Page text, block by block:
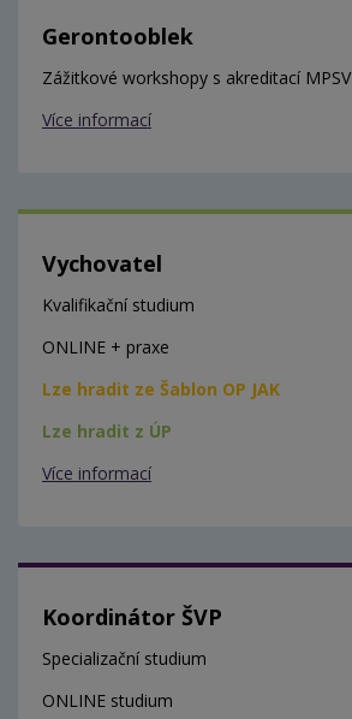
Gerontooblek
Zážitkové workshopy s akreditací MPSV
Více informací
Vychovatel
Kvalifikační studium
ONLINE + praxe
Lze hradit ze Šablon OP JAK
Lze hradit z ÚP
Více informací
Koordinátor ŠVP
Specializační studium
ONLINE studium